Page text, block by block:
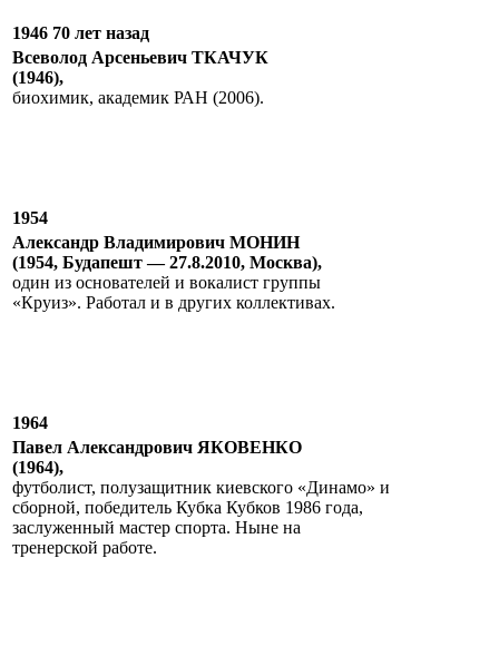
1946 70 лет назад
Всеволод Арсеньевич ТКАЧУК
(1946),
биохимик, академик РАН (2006).
1954
Александр Владимирович МОНИН
(1954, Будапешт — 27.8.2010, Москва),
один из основателей и вокалист группы
«Круиз». Работал и в других коллективах.
1964
Павел Александрович ЯКОВЕНКО
(1964),
футболист, полузащитник киевского «Динамо» и
сборной, победитель Кубка Кубков 1986 года,
заслуженный мастер спорта. Ныне на
тренерской работе.